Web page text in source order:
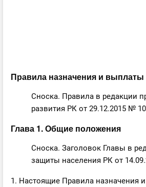
Правила назначения и выплаты
Сноска. Правила в редакции
развития РК от 29.12.2015 №
Глава 1. Общие положения
Сноска. Заголовок Главы в
защиты населения РК от
1. Настоящие Правила назначения